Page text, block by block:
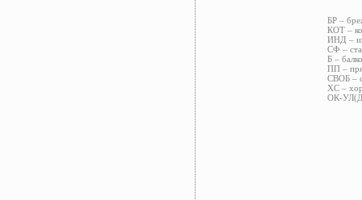
БР –
КОТ –
ИНД –
СФ –
Б –
ПП –
СВОБ –
ХС –
ОК-